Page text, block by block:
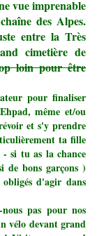
vue imprenable
des Alpes.
entre la Très
cimetière de
loin pour être
pour finaliser
même et/ou
et s'y prendre
ta fille
si tu as la chance
bons garçons )
d'agir dans
pas pour nos
vélo devant grand